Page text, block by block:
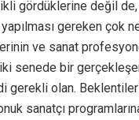
gördüklerine değil
gereken çok
ve sanat
senede bir
gerekli olan.
sanatçı